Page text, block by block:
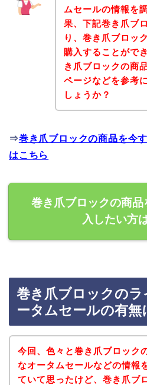
ムセールの情報を
果、下記巻き爪ブ
り、巻き爪ブロッ
購入することがで
き爪ブロックの商
ページなどを参考
しょうか？
⇒巻き爪ブロックの商品を今
はこちら
巻き爪ブロックの商
入したい方
巻き爪ブロックのラ
ータムセールの有無
今回、色々と巻き爪ブロック
なオータムセールなどの情報
ていて思ったけど、巻き爪ブ